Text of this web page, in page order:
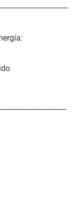
Disk